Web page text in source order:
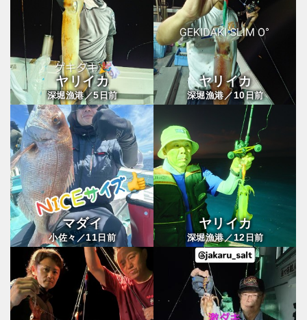
ヤリイカ
深堀漁港／5日前
ヤリイカ
深堀漁港／ 10日前
マダイ
小佐々／11日前
ヤリイカ
深堀漁港／ 12 日前